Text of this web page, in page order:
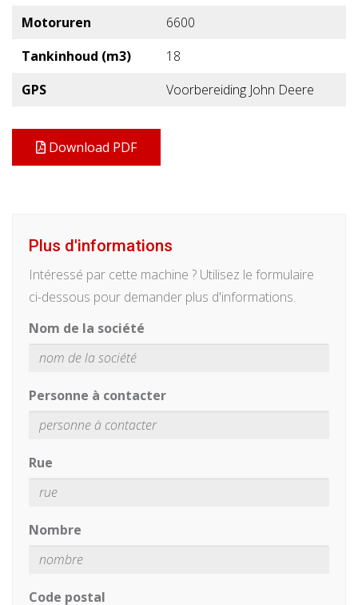
Motoruren
6600
Tankinhoud (m3)
18
GPS
Voorbereiding John Deere
Download PDF
Plus d'informations
Intéressé par cette machine ? Utilisez le formulaire
ci-dessous pour demander plus d'informations.
Nom de la société
Personne à contacter
Rue
Nombre
Code postal